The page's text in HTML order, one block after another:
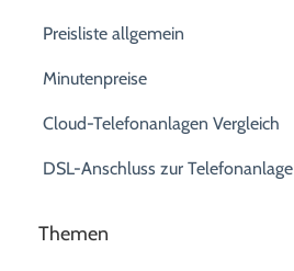
Preisliste allgemein
Minutenpreise
Cloud-Telefonanlagen Vergleich
DSL-Anschluss zur Telefonanlage
Themen